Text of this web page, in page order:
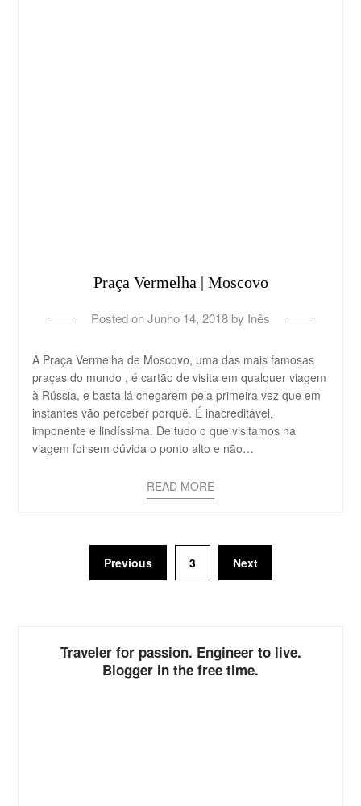
Praça Vermelha | Moscovo
Posted onJunho 14, 2018 by Inês
A Praça Vermelha de Moscovo, uma das mais famosas
praças do mundo , é cartão de visita em qualquer viagem
à Rússia, e basta lá chegarem pela primeira vez que em
instantes vão perceber porquê. É inacreditável,
imponente e lindíssima. De tudo o que visitamos na
viagem foi sem dúvida o ponto alto e não…
READ MORE
Previous 3 Next
Traveler for passion. Engineer to live.
Blogger in the free time.